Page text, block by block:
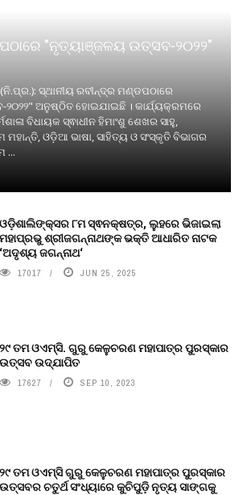
"ନୃତ୍ୟାଞ୍ଜଳୟ ଉତ୍ସବ-୨୦୨୨"
ସ୍ଥାନୀୟ ରବୀନ୍ଦ୍ର ମଣ୍ଡପଠାରେ
ଅନୁଷ୍ଠିତ ହୋଇଯାଇଛି । କାର୍ଯ୍ୟକ୍ରମରେ
ବିଧାୟକ ସ୍ଵାଧୀନ ହିମାଂଶୁ ଶେଖର ସାହୁ,
ଓଡ଼ିଆ ଭାଷା, ସାହିତ୍ୟ ଓ ସଂସ୍କୃତି ବିଭାଗର
...
ଓଡ଼ିଶାଲିଙ୍କ୍ସର ୮ମ ସ୍ଵନକ୍ଷତ୍ର, ଲୁହରେ ଭିଜାଇଲା
ମହାପ୍ରଭୁ ଶ୍ରୀଜଗନ୍ନାଥଙ୍କ ଭକ୍ତି ଆଧାରିତ ନାଟକ
‘ଅଦୃଶ୍ୟ ଜଗନ୍ନାଥ‘
17017 JUN 25, 2025
୨୯ ତମ ଓଏମ୍‌ସି. ଗୁରୁ କେଳୁଚରଣ ମହାପାତ୍ର ପୁରସ୍କାର
ଉତ୍ସବ ଉଦ୍‍ଯାପିତ
17627 SEP 10, 2023
୨୯ ତମ ଓଏମ୍‌ସି ଗୁରୁ କେଳୁଚରଣ ମହାପାତ୍ର ପୁରସ୍କାର
ଉତ୍ସବର ଚତୁର୍ଥ ସଂଧ୍ୟାରେ କୁଚିପୁଡ଼ି ନୃତ୍ୟ ସାଙ୍ଗକୁ